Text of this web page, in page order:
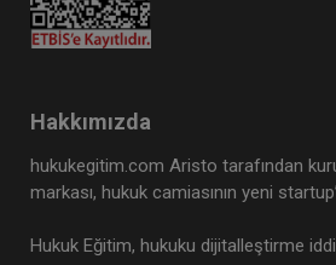
360 TL
Tüketici Hukuku Enstitüsü
Hakkımızda
hukukegitim.com Aristo tarafından
markası, hukuk camiasının yeni
Hukuk Eğitim, hukuku dijitalleştirme